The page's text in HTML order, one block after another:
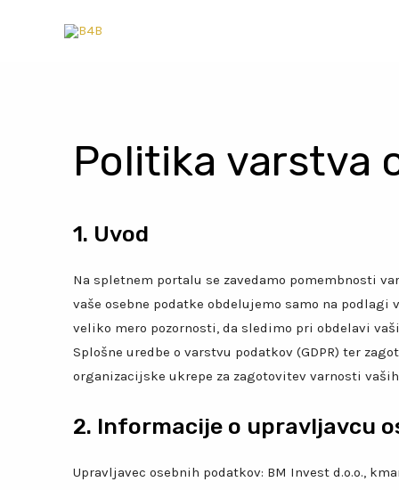
Politika varstva
1. Uvod
Na spletnem portalu se zavedamo pomembnosti
vaše osebne podatke obdelujemo samo na podlagi
veliko mero pozornosti, da sledimo pri obdelavi
Splošne uredbe o varstvu podatkov (GDPR) ter
organizacijske ukrepe za zagotovitev varnosti
2. Informacije o upravljavcu
Upravljavec osebnih podatkov: BM Invest d.o.o.,